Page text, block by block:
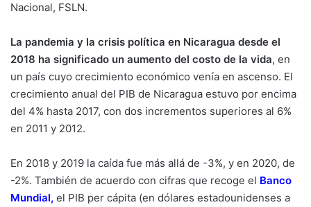
Nacional, FSLN.
La pandemia y la crisis política en Nicaragua desde el
2018 ha significado un aumento del costo de la vida, en
un país cuyo crecimiento económico venía en ascenso. El
crecimiento anual del PIB de Nicaragua estuvo por encima
del 4% hasta 2017, con dos incrementos superiores al 6%
en 2011 y 2012.
En 2018 y 2019 la caída fue más allá de -3%, y en 2020, de
-2%. También de acuerdo con cifras que recoge el Banco
Mundial, el PIB per cápita (en dólares estadounidenses a